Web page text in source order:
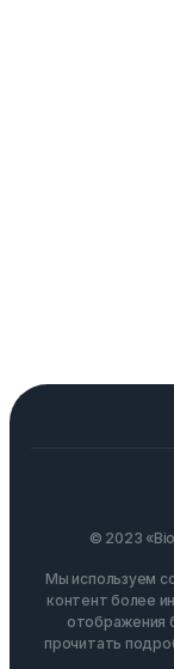
© 2023
Мы используем
контент более
отображения
прочитать